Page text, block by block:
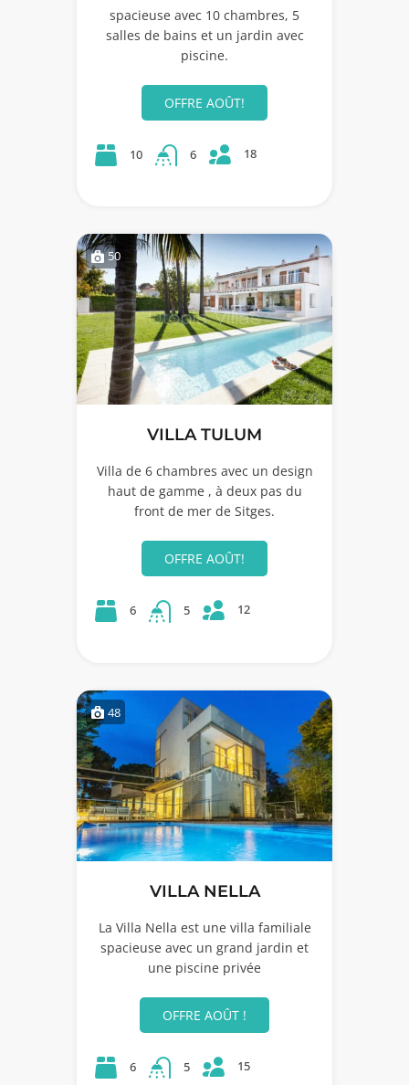
spacieuse avec 10 chambres, 5
salles de bains et un jardin avec
piscine.
OFFRE AOÛT!
10 6 18
50
VILLA TULUM
Villa de 6 chambres avec un design
haut de gamme , à deux pas du
front de mer de Sitges.
OFFRE AOÛT!
6 5 12
48
VILLA NELLA
La Villa Nella est une villa familiale
spacieuse avec un grand jardin et
une piscine privée
OFFRE AOÛT !
6 5 15